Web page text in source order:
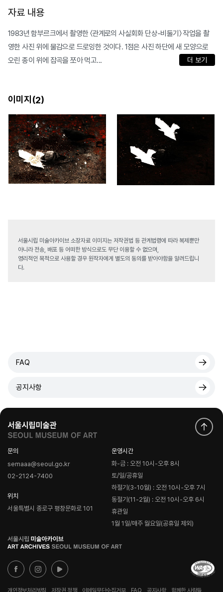
자료 내용
1983년 함부르크에서 촬영한 〈관계로의 사실회화 단상-비둘기〉 작업을 촬
영한 사진 위에 물감으로 드로잉한 것이다. 1점은 사진 하단에 새 모양으로
오린 종이 위에 잡곡을 쪼아 먹고...
더 보기
이미지(2)
서울시립 미술아카이브 소장자료 이미지는 저작권법 등 관계법령에 따라 복제뿐만
아니라 전송, 배포 등 어떠한 방식으로도 무단 이용할 수 없으며,
영리적인 목적으로 사용할 경우 원작자에게 별도의 동의를 받아야함을 알려드립니
다.
FAQ
공지사항
문의
semaaa@seoul.go.kr
02-2124-7400
위치
서울특별시 종로구 평창문화로 101
운영시간
화-금 : 오전 10시-오후 8시
토/일/공휴일
하절기(3-10월) : 오전 10시-오후 7시
동절기(11-2월) : 오전 10시-오후 6시
휴관일
1월 1일/매주 월요일(공휴일 제외)
로
고
개인정보처리방침 저작권 정책 이메일무단수집거부 FAQ 공지사항 함께한 사람들